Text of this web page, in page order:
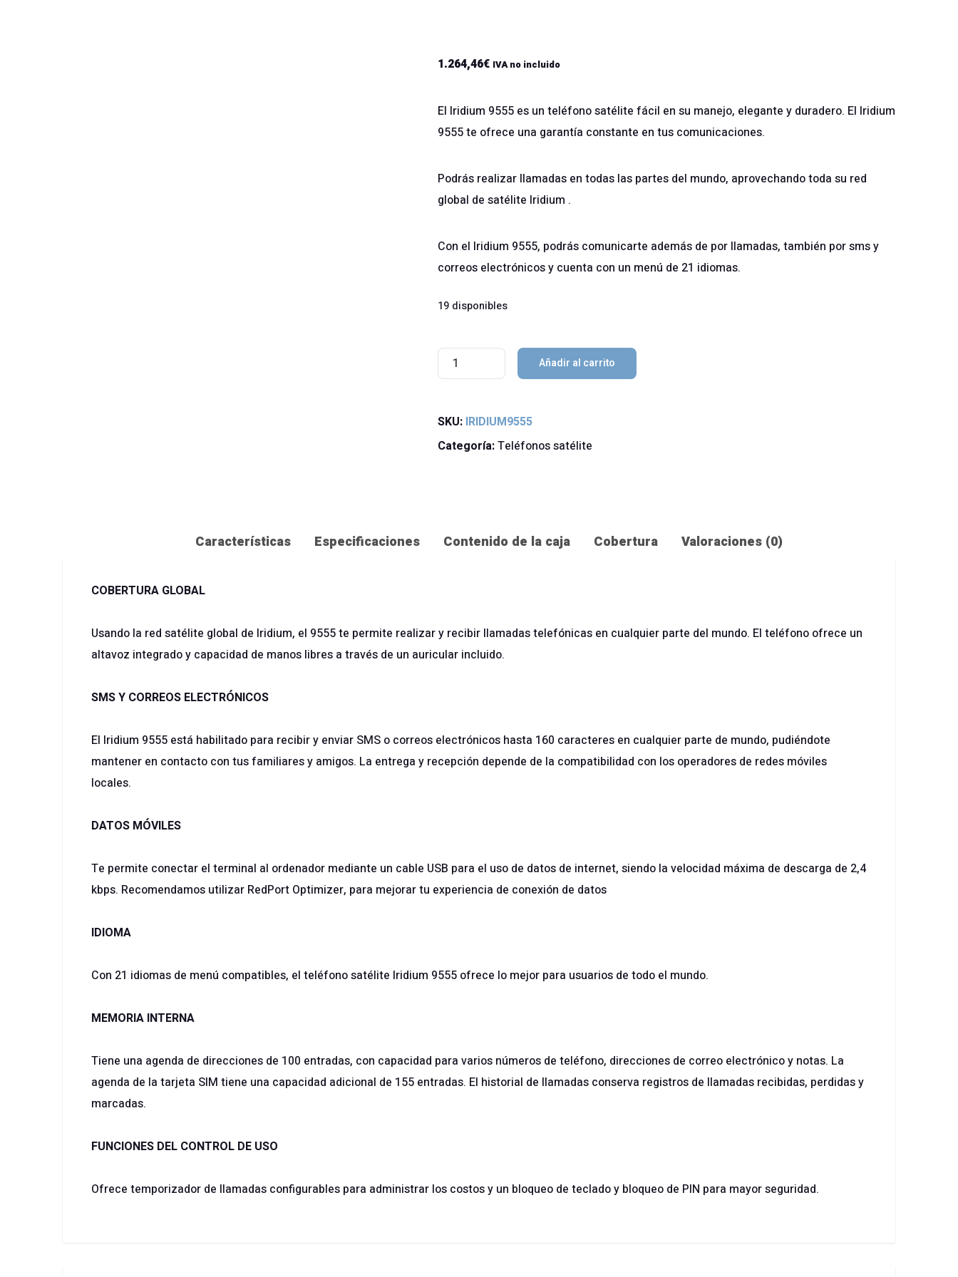
1.264,46€ IVA no incluido
El Iridium 9555 es un teléfono satélite fácil en su manejo, elegante y duradero. El Iridium
9555 te ofrece una garantía constante en tus comunicaciones.
Podrás realizar llamadas en todas las partes del mundo, aprovechando toda su red
global de satélite Iridium .
Con el Iridium 9555, podrás comunicarte además de por llamadas, también por sms y
correos electrónicos y cuenta con un menú de 21 idiomas.
19 disponibles
Iridium
9555
Añadir al carrito
SKU: IRIDIUM9555
Categoría:Teléfonos satélite
Características Especificaciones Contenido de la caja Cobertura Valoraciones (0)
COBERTURA GLOBAL
Usando la red satélite global de Iridium, el 9555 te permite realizar y recibir llamadas telefónicas en cualquier parte del mundo. El teléfono ofrece un
altavoz integrado y capacidad de manos libres a través de un auricular incluido.
SMS Y CORREOS ELECTRÓNICOS
El Iridium 9555 está habilitado para recibir y enviar SMS o correos electrónicos hasta 160 caracteres en cualquier parte de mundo, pudiéndote
mantener en contacto con tus familiares y amigos. La entrega y recepción depende de la compatibilidad con los operadores de redes móviles
locales.
DATOS MÓVILES
Te permite conectar el terminal al ordenador mediante un cable USB para el uso de datos de internet, siendo la velocidad máxima de descarga de 2,4
kbps. Recomendamos utilizar RedPort Optimizer, para mejorar tu experiencia de conexión de datos
IDIOMA
Con 21 idiomas de menú compatibles, el teléfono satélite Iridium 9555 ofrece lo mejor para usuarios de todo el mundo.
MEMORIA INTERNA
Tiene una agenda de direcciones de 100 entradas, con capacidad para varios números de teléfono, direcciones de correo electrónico y notas. La
agenda de la tarjeta SIM tiene una capacidad adicional de 155 entradas. El historial de llamadas conserva registros de llamadas recibidas, perdidas y
marcadas.
FUNCIONES DEL CONTROL DE USO
Ofrece temporizador de llamadas configurables para administrar los costos y un bloqueo de teclado y bloqueo de PIN para mayor seguridad.